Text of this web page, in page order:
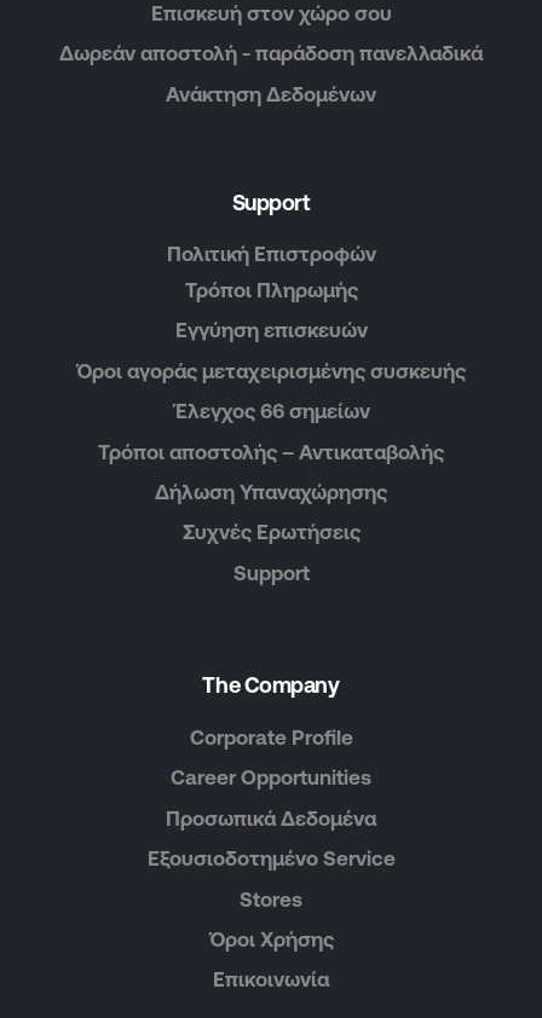
Επισκευή στον χώρο σου
Δωρεάν αποστολή - παράδοση πανελλαδικά
Ανάκτηση Δεδομένων
Support
Πολιτική Επιστροφών
Τρόποι Πληρωμής
Εγγύηση επισκευών
Όροι αγοράς μεταχειρισμένης συσκευής
Έλεγχος 66 σημείων
Τρόποι αποστολής – Αντικαταβολής
Δήλωση Υπαναχώρησης
Συχνές Ερωτήσεις
Support
The Company
Corporate Profile
Career Opportunities
Προσωπικά Δεδομένα
Εξουσιοδοτημένο Service
Stores
Όροι Χρήσης
Επικοινωνία